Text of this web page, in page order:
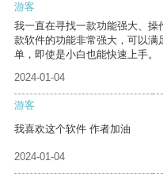
游客
我一直在寻找一款功能强大、
款软件的功能非常强大，可以
单，即使是小白也能快速上手。
2024-01-04
游客
我喜欢这个软件 作者加油
2024-01-04